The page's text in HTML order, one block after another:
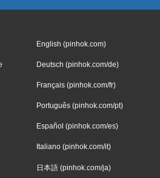
English (pinhok.com)
Deutsch (pinhok.com/de)
Français (pinhok.com/fr)
Português (pinhok.com/pt)
Español (pinhok.com/es)
Italiano (pinhok.com/it)
日本語 (pinhok.com/ja)